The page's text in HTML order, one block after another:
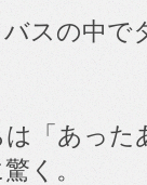
スの中で
「あった
く。